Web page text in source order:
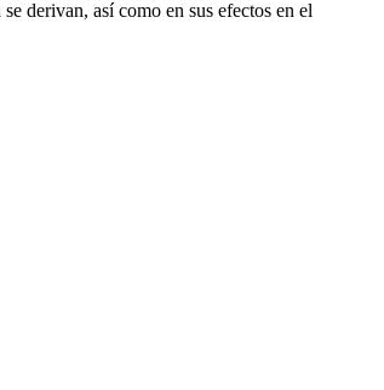
derivan, así como en sus efectos en el